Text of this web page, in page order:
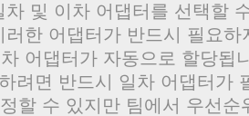
차 및 이차 어댑터를 선택할
러한 어댑터가 반드시 필요
어댑터가 자동으로 할당됩
려면 반드시 일차 어댑터가
할 수 있지만 팀에서 우선